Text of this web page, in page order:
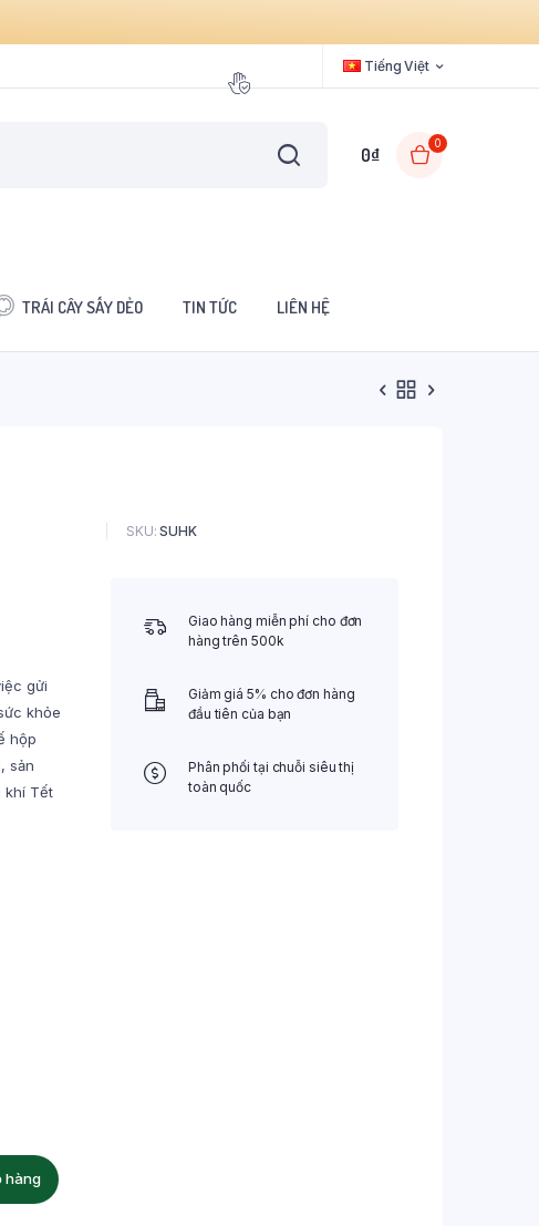
Tiếng Việt
0₫
0
TRÁI CÂY SẤY DẺO TIN TỨC LIÊN HỆ
SKU: SUHK
gửi
khỏe
hộp
sản
khí Tết
hàng
Giao hàng miễn phí cho đơn
hàng trên 500k
Giảm giá 5% cho đơn hàng
đầu tiên của bạn
Phân phối tại chuỗi siêu thị
toàn quốc